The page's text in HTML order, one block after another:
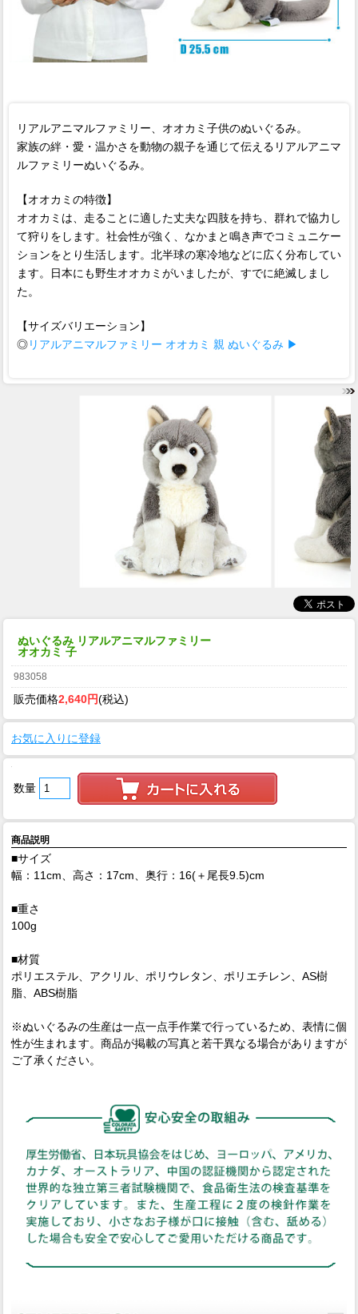
リアルアニマルファミリー、オオカミ子供のぬいぐるみ。
家族の絆・愛・温かさを動物の親子を通じて伝えるリアルアニマ
ルファミリーぬいぐるみ。
【オオカミの特徴】
オオカミは、走ることに適した丈夫な四肢を持ち、群れで協力し
て狩りをします。社会性が強く、なかまと鳴き声でコミュニケー
ションをとり生活します。北半球の寒冷地などに広く分布してい
ます。日本にも野生オオカミがいましたが、すでに絶滅しまし
た。
【サイズバリエーション】
◎リアルアニマルファミリー オオカミ 親 ぬいぐるみ ▶
ぬいぐるみ リアルアニマルファミリー
オオカミ 子
983058
販売価格2,640円(税込)
お気に入りに登録
数量
商品説明
■サイズ
幅：11cm、高さ：17cm、奥行：16(＋尾長9.5)cm
■重さ
100g
■材質
ポリエステル、アクリル、ポリウレタン、ポリエチレン、AS樹
脂、ABS樹脂
※ぬいぐるみの生産は一点一点手作業で行っているため、表情に個
性が生まれます。商品が掲載の写真と若干異なる場合がありますが
ご了承ください。